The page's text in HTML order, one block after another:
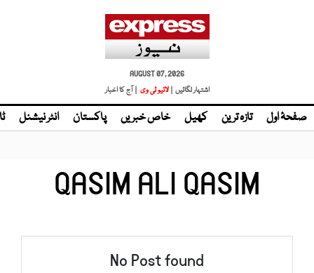
AUGUST 07, 2026
اشتہار لگائیں | لائیو ٹی وی | آج کا اخبار
صفحۂ اول تازہ ترین کھیل خاص خبریں پاکستان انٹر نیشنل
QASIM ALI QASIM
No Post found